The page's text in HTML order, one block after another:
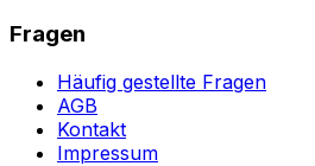
Fragen
Häufig gestellte Fragen
AGB
Kontakt
Impressum